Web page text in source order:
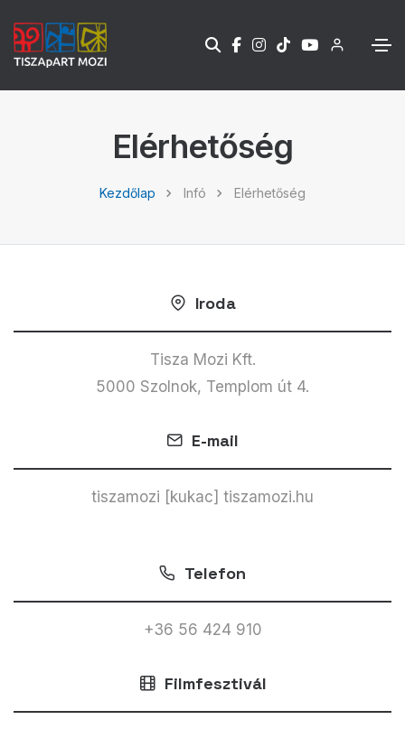
Elérhetőség
Kezdőlap Infó Elérhetőség
Iroda
Tisza Mozi Kft.
5000 Szolnok, Templom út 4.
E-mail
tiszamozi [kukac] tiszamozi.hu
Telefon
+36 56 424 910
Filmfesztivál